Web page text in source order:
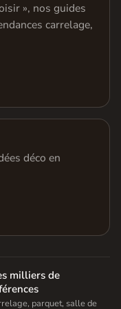
», nos guides
carrelage,
déco en
milliers de
parquet, salle de